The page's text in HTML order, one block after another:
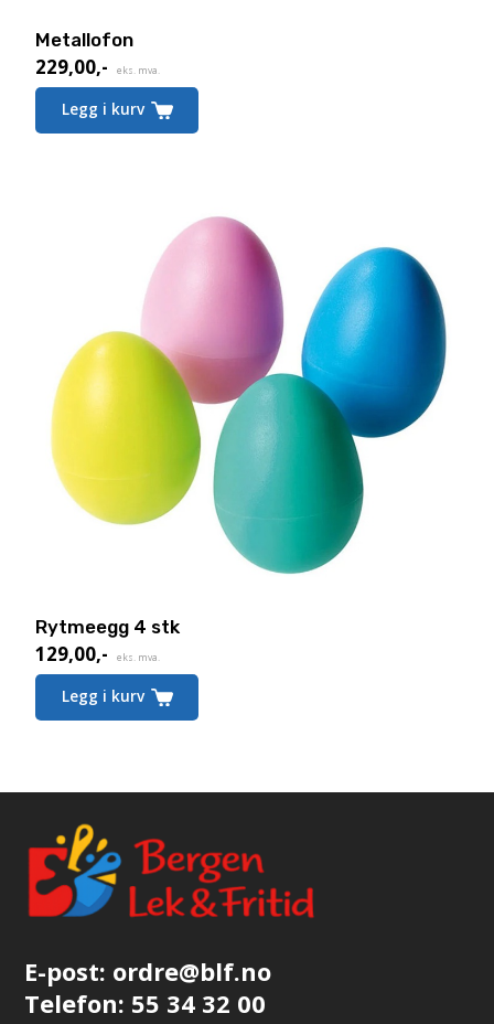
Metallofon
229,00,- eks. mva.
Legg i kurv
Rytmeegg 4 stk
129,00,- eks. mva.
Legg i kurv
E-post: ordre@blf.no
Telefon: 55 34 32 00